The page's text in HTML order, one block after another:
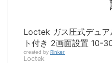
Loctek ガス圧式デュ
ト付き 2画面設置 10-
created by Rinker
Loctek